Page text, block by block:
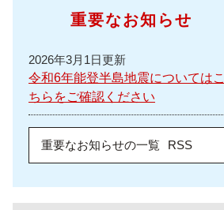
重要なお知らせ
2026年3月1日更新
令和6年能登半島地震についてはこ
ちらをご確認ください
重要なお知らせの一覧 RSS